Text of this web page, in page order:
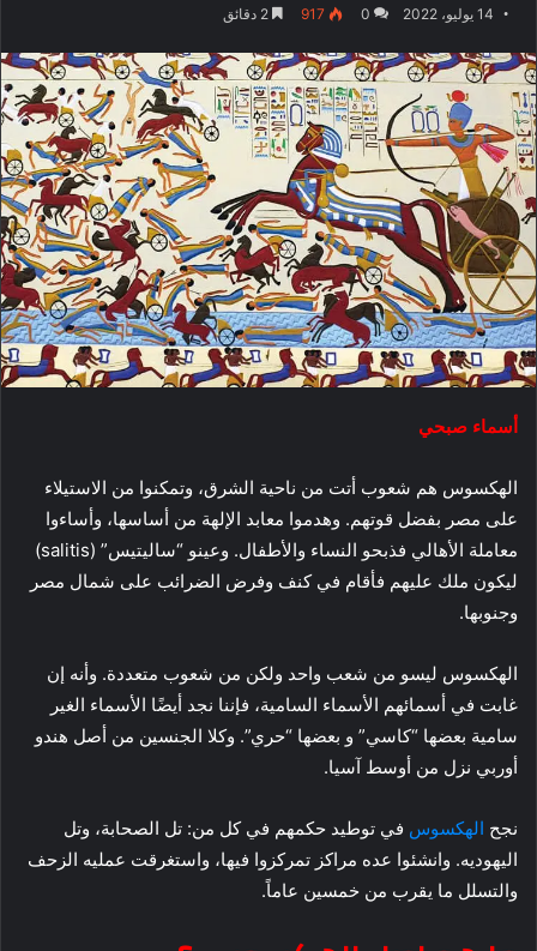
14 يوليو، 2022 0
917
أسماء صبحي
الهكسوس هم شعوب أتت من ناحية الشرق، وتمكنوا من الاستيلاء
على مصر بفضل قوتهم. وهدموا معابد الإلهة من أساسها، وأساءوا
معاملة الأهالي فذبحو النساء والأطفال. وعينو “ساليتيس” (salitis)
ليكون ملك عليهم فأقام في كنف وفرض الضرائب على شمال مصر
وجنوبها.
الهكسوس ليسو من شعب واحد ولكن من شعوب متعددة. وأنه إن
غابت في أسمائهم الأسماء السامية، فإننا نجد أيضًا الأسماء الغير
سامية بعضها “كاسي” و بعضها “حري”. وكلا الجنسين من أصل هندو
أوربي نزل من أوسط آسيا.
نجح الهكسوس في توطيد حكمهم في كل من: تل الصحابة، وتل
اليهوديه. وانشئوا عده مراكز تمركزوا فيها، واستغرقت عمليه الزحف
والتسلل ما يقرب من خمسين عاماً.